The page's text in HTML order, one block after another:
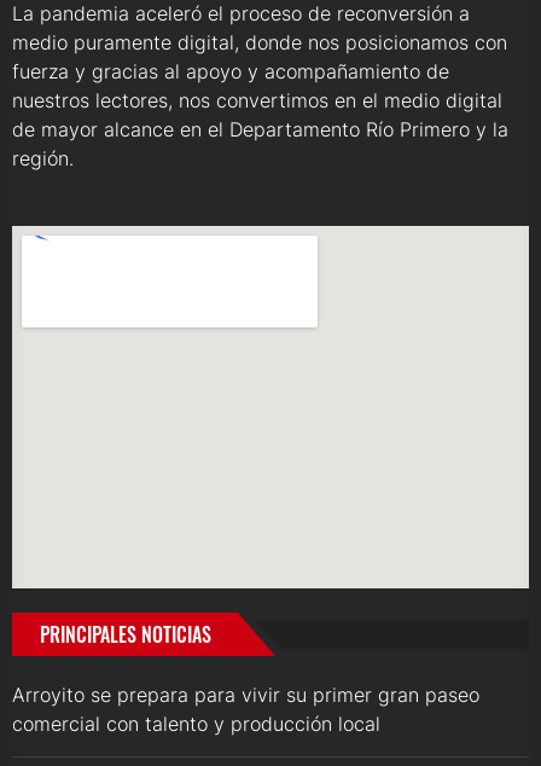
La pandemia aceleró el proceso de reconversión a
medio puramente digital, donde nos posicionamos con
fuerza y gracias al apoyo y acompañamiento de
nuestros lectores, nos convertimos en el medio digital
de mayor alcance en el Departamento Río Primero y la
región.
PRINCIPALES NOTICIAS
Arroyito se prepara para vivir su primer gran paseo
comercial con talento y producción local